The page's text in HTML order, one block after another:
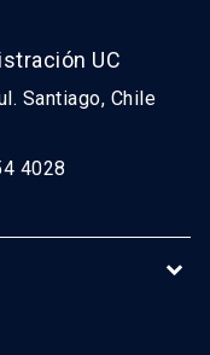
UC
Santiago, Chile
4028